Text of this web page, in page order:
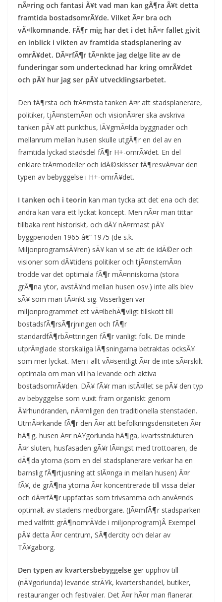
nÃ¤ring och fantasi Ã¥t vad man kan gÃ¶ra Ã¥t detta
framtida bostadsomrÃ¥de. Vilket Ã¤r bra och
vÃ¤lkomnande. FÃ¶r mig har det i det hÃ¤r fallet givit
en inblick i vikten av framtida stadsplanering av
omrÃ¥det. DÃ¤rfÃ¶r tÃ¤nkte jag delge lite av de
funderingar som undertecknad har kring omrÃ¥det
och pÃ¥ hur jag ser pÃ¥ utvecklingsarbetet.
Den fÃ¶rsta och frÃ¤msta tanken Ã¤r att stadsplanerare,
politiker, tjÃ¤nstemÃ¤n och visionÃ¤rer ska avskriva
tanken pÃ¥ att punkthus, lÃ¥gmÃ¤lda byggnader och
mellanrum mellan husen skulle utgÃ¶r en del av en
framtida lyckad stadsdel fÃ¶r H+-omrÃ¥det. En del
enklare trÃ¤modeller och idÃ©skisser fÃ¶resvÃ¤var den
typen av bebyggelse i H+-omrÃ¥det.
I tanken och i teorin kan man tycka att det ena och det
andra kan vara ett lyckat koncept. Men nÃ¤r man tittar
tillbaka rent historiskt, och dÃ¥ nÃ¤rmast pÃ¥
byggperioden 1965 â€“ 1975 (de s.k.
MiljonprogramsÃ¥ren) sÃ¥ kan vi se att de idÃ©er och
visioner som dÃ¥tidens politiker och tjÃ¤nstemÃ¤n
trodde var det optimala fÃ¶r mÃ¤nniskorna (stora
grÃ¶na ytor, avstÃ¥nd mellan husen osv.) inte alls blev
sÃ¥ som man tÃ¤nkt sig. Visserligen var
miljonprogrammet ett vÃ¤lbehÃ¶vligt tillskott till
bostadsfÃ¶rsÃ¶rjningen och fÃ¶r
standardfÃ¶rbÃ¤ttringen fÃ¶r vanligt folk. De minde
utprÃ¤glade storskaliga lÃ¶sningarna betraktas ocksÃ¥
som mer lyckat. Men i allt vÃ¤sentligt Ã¤r de inte sÃ¤rskilt
optimala om man vill ha levande och aktiva
bostadsomrÃ¥den. DÃ¥ fÃ¥r man istÃ¤llet se pÃ¥ den typ
av bebyggelse som vuxit fram organiskt genom
Ã¥rhundranden, nÃ¤mligen den traditionella stenstaden.
UtmÃ¤rkande fÃ¶r den Ã¤r att befolkningsdensiteten Ã¤r
hÃ¶g, husen Ã¤r nÃ¥gorlunda hÃ¶ga, kvartsstrukturen
Ã¤r sluten, husfasaden gÃ¥r lÃ¤ngst med trottoaren, de
dÃ¶da ytorna (som en del stadsplanerare verkar ha en
barnslig fÃ¶rtjusning att slÃ¤nga in mellan husen) Ã¤r
fÃ¥, de grÃ¶na ytorna Ã¤r koncentrerade till vissa delar
och dÃ¤rfÃ¶r uppfattas som trivsamma och anvÃ¤nds
optimalt av stadens medborgare. (JÃ¤mfÃ¶r stadsparken
med valfritt grÃ¶nomrÃ¥de i miljonprogram)Â Exempel
pÃ¥ detta Ã¤r centrum, SÃ¶dercity och delar av
TÃ¥gaborg.
Den typen av kvartersbebyggelse ger upphov till
(nÃ¥gorlunda) levande strÃ¥k, kvartershandel, butiker,
restauranger och festivaler. Det Ã¤r hÃ¤r man flanerar.